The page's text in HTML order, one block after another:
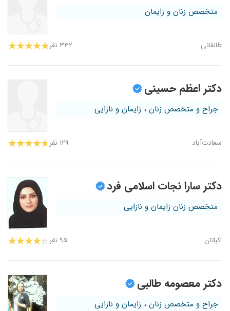
متخصص زنان و زایمان
طالقانی ۳۳۲ نفر
دکتر اعظم حسینی
جراح و متخصص زنان ، زایمان و نازایی
سعادت‌آباد ۱۲۹ نفر
دکتر سارا نجات اسلامی فرد
متخصص زنان زایمان و نازایی
اکباتان ۹۵ نفر
دکتر معصومه طالبی
جراح و متخصص زنان ، زایمان و نازایی